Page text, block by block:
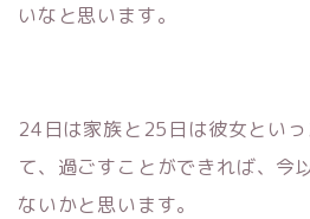
いなと思います。
24日は家族と25日は彼女とい
て、過ごすことができれば、今
ないかと思います。